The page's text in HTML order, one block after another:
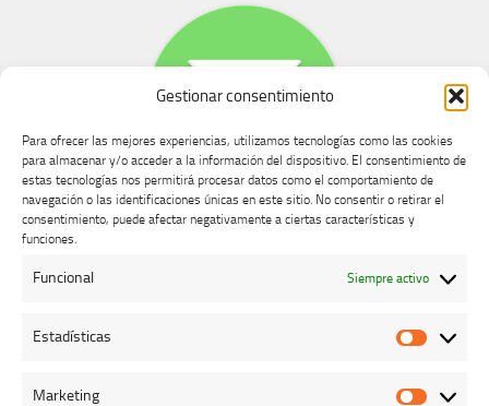
Gestionar consentimiento
Para ofrecer las mejores experiencias, utilizamos tecnologías como las cookies
para almacenar y/o acceder a la información del dispositivo. El consentimiento de
estas tecnologías nos permitirá procesar datos como el comportamiento de
navegación o las identificaciones únicas en este sitio. No consentir o retirar el
consentimiento, puede afectar negativamente a ciertas características y
funciones.
Funcional Siempre activo
Estadísticas
Marketing
Buzón de dudas, quejas y sugerencias